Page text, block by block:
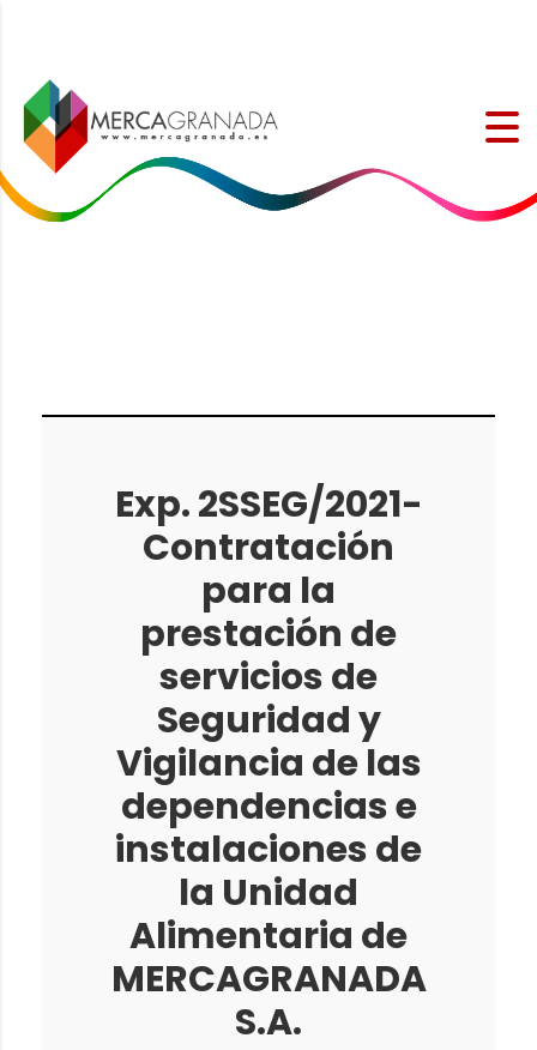
Exp. 2SSEG/2021-
Contratación
para la
prestación de
servicios de
Seguridad y
Vigilancia de las
dependencias e
instalaciones de
la Unidad
Alimentaria de
MERCAGRANADA
S.A.